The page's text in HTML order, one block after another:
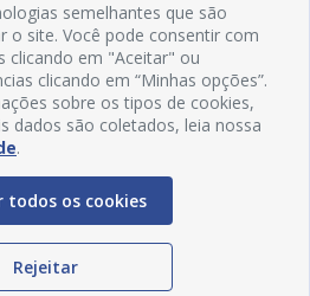
Sociais
semelhantes que são
o site. Você pode consentir com
clicando em "Aceitar" ou
clicando em “Minhas opções”.
sobre os tipos de cookies,
dados são coletados, leia nossa
.
todos os cookies
Rejeitar